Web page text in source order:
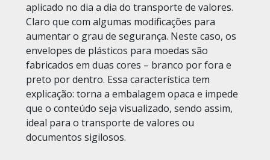
aplicado no dia a dia do transporte de valores.
Claro que com algumas modificações para
aumentar o grau de segurança. Neste caso, os
envelopes de plásticos para moedas são
fabricados em duas cores – branco por fora e
preto por dentro. Essa característica tem
explicação: torna a embalagem opaca e impede
que o conteúdo seja visualizado, sendo assim,
ideal para o transporte de valores ou
documentos sigilosos.